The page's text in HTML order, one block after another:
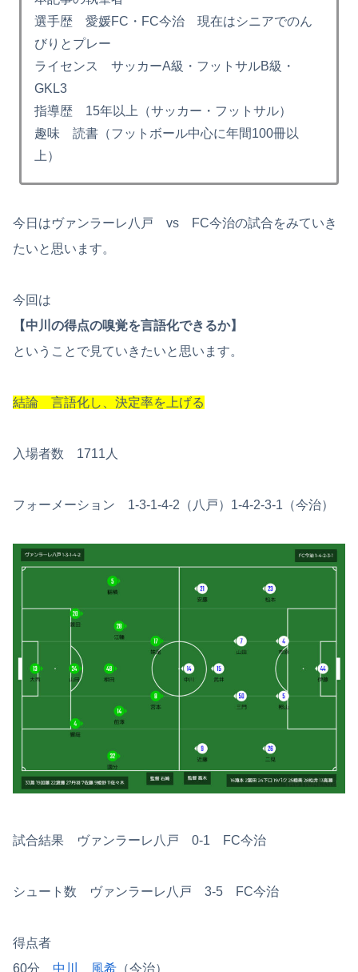
選手歴 愛媛FC・FC今治 現在はシニアでのん
びりとプレー
ライセンス サッカーA級・フットサルB級・
GKL3
指導歴 15年以上（サッカー・フットサル）
趣味 読書（フットボール中心に年間100冊以
上）
今日はヴァンラーレ八戸 vs FC今治の試合をみていき
たいと思います。
今回は
【中川の得点の嗅覚を言語化できるか】
ということで見ていきたいと思います。
結論 言語化し、決定率を上げる
入場者数 1711人
フォーメーション 1-3-1-4-2（八戸）1-4-2-3-1（今治）
試合結果 ヴァンラーレ八戸 0-1 FC今治
シュート数 ヴァンラーレ八戸 3-5 FC今治
得点者
60分 中川 風希 （今治）